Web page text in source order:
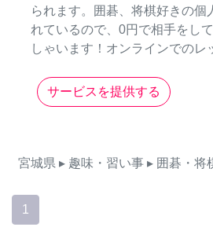
られます。囲碁、将棋好きの個
れているので、0円で相手をし
しゃいます！オンラインでのレ
サービスを提供する
宮城県 ▸ 趣味・習い事 ▸ 囲碁・将
1